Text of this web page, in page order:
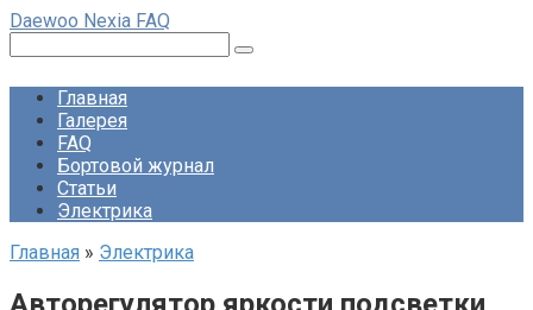
Перейти
контенту
Daewoo Nexia FAQ
Главная
Галерея
FAQ
Бортовой журнал
Статьи
Электрика
Главная » Электрика